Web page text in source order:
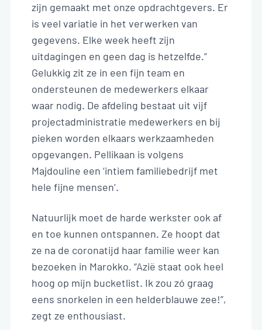
zijn gemaakt met onze opdrachtgevers. Er
is veel variatie in het verwerken van
gegevens. Elke week heeft zijn
uitdagingen en geen dag is hetzelfde.”
Gelukkig zit ze in een fijn team en
ondersteunen de medewerkers elkaar
waar nodig. De afdeling bestaat uit vijf
projectadministratie medewerkers en bij
pieken worden elkaars werkzaamheden
opgevangen. Pellikaan is volgens
Majdouline een ‘intiem familiebedrijf met
hele fijne mensen’.
Natuurlijk moet de harde werkster ook af
en toe kunnen ontspannen. Ze hoopt dat
ze na de coronatijd haar familie weer kan
bezoeken in Marokko. “Azië staat ook heel
hoog op mijn bucketlist. Ik zou zó graag
eens snorkelen in een helderblauwe zee!”,
zegt ze enthousiast.